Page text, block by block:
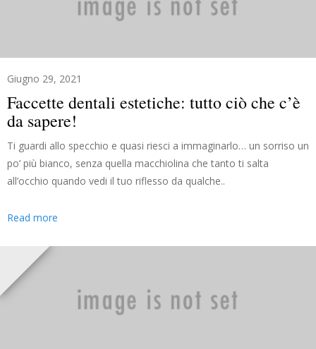
Giugno 29, 2021
Faccette dentali estetiche: tutto ciò che c’è
da sapere!
Ti guardi allo specchio e quasi riesci a immaginarlo… un sorriso un
po’ più bianco, senza quella macchiolina che tanto ti salta
all’occhio quando vedi il tuo riflesso da qualche..
Read more